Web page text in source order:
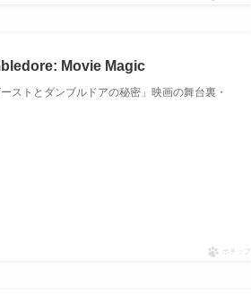
Movie Magic
トとダンブルドアの秘密」映画の舞台裏・
ポチップ